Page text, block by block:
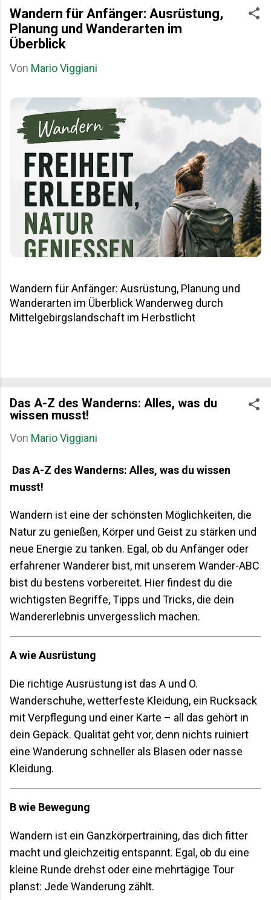
Wandern für Anfänger: Ausrüstung,
Planung und Wanderarten im
Überblick
Von Mario Viggiani
Wandern für Anfänger: Ausrüstung, Planung und
Wanderarten im Überblick Wanderweg durch
Mittelgebirgslandschaft im Herbstlicht
Das A-Z des Wanderns: Alles, was du
wissen musst!
Von Mario Viggiani
Das A-Z des Wanderns: Alles, was du wissen
musst!
Wandern ist eine der schönsten Möglichkeiten, die
Natur zu genießen, Körper und Geist zu stärken und
neue Energie zu tanken. Egal, ob du Anfänger oder
erfahrener Wanderer bist, mit unserem Wander-ABC
bist du bestens vorbereitet. Hier findest du die
wichtigsten Begriffe, Tipps und Tricks, die dein
Wandererlebnis unvergesslich machen.
A wie Ausrüstung
Die richtige Ausrüstung ist das A und O.
Wanderschuhe, wetterfeste Kleidung, ein Rucksack
mit Verpflegung und einer Karte – all das gehört in
dein Gepäck. Qualität geht vor, denn nichts ruiniert
eine Wanderung schneller als Blasen oder nasse
Kleidung.
B wie Bewegung
Wandern ist ein Ganzkörpertraining, das dich fitter
macht und gleichzeitig entspannt. Egal, ob du eine
kleine Runde drehst oder eine mehrtägige Tour
planst: Jede Wanderung zählt.